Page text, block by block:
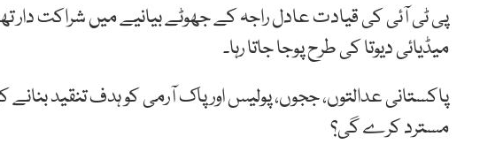
پی ٹی آئی کی قیادت عادل راجہ کے جھوٹے بیانیے میں شراکت
میڈیائی دیوتا کی طرح پوجا جاتا رہا۔
پاکستانی عدالتوں، ججوں، پولیس اور پاک آرمی کو ہدف تنقید
مسترد کرے گی؟